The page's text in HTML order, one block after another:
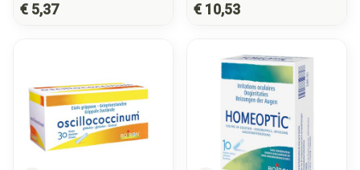
€ 5,37 € 10,53